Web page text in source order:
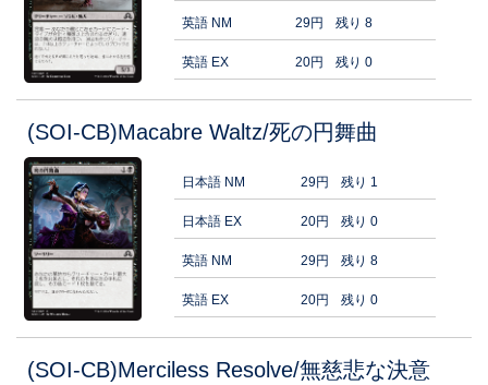
英語 NM 29円 残り 8
英語 EX 20円 残り 0
(SOI-CB)Macabre Waltz/死の円舞曲
日本語 NM 29円 残り 1
日本語 EX 20円 残り 0
英語 NM 29円 残り 8
英語 EX 20円 残り 0
(SOI-CB)Merciless Resolve/無慈悲な決意